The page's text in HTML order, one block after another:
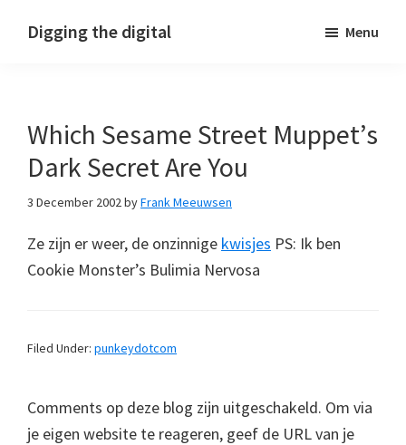
Digging the digital Menu
Which Sesame Street Muppet’s
Dark Secret Are You
3 December 2002byFrank Meeuwsen
Ze zijn er weer, de onzinnige kwisjes PS: Ik ben
Cookie Monster’s Bulimia Nervosa
Filed Under: punkeydotcom
Comments op deze blog zijn uitgeschakeld. Om via
je eigen website te reageren, geef de URL van je